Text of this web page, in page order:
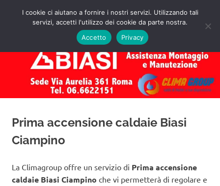
Assistenza
Caldaie
Biasi
Roma
Preventivo!
MENU
Prima accensione caldaie Biasi
Ciampino
La Climagroup offre un servizio di Prima accensione
caldaie Biasi Ciampino che vi permetterà di regolare e
I cookie ci aiutano a fornire i nostri servizi. Utilizzando tali
servizi, accetti l'utilizzo dei cookie da parte nostra.
Accetto
Privacy